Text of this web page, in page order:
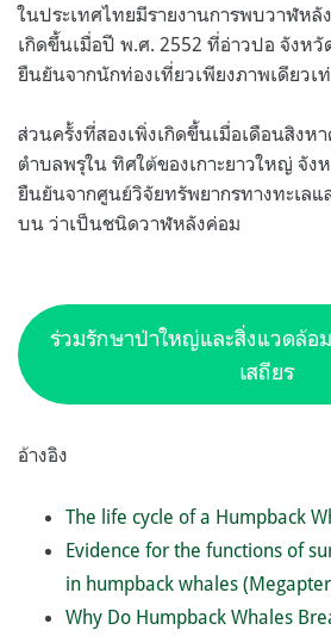
ในประเทศไทยมีรายงานการพบวาฬหลั
เกิดขึ้นเมื่อปี พ.ศ. 2552 ที่อ่าวปอ จังหวั
ยืนยันจากนักท่องเที่ยวเพียงภาพเดียวเ
ส่วนครั้งที่สองเพิ่งเกิดขึ้นเมื่อเดือนสิงห
ตำบลพรุใน ทิศใต้ของเกาะยาวใหญ่ จัง
ยืนยันจากศูนย์วิจัยทรัพยากรทางทะเลแ
บน ว่าเป็นชนิดวาฬหลังค่อม
ร่วมรักษาป่าใหญ่และสิ่งแวดล้อ
เสถียร
อ้างอิง
The life cycle of a Humpback
Evidence for the functions of
in humpback whales
Why Do Humpback Whales